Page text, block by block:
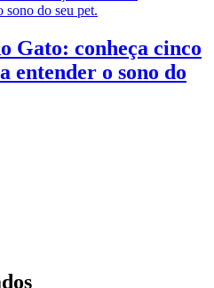
Gato: conheça cinco
entender o sono do